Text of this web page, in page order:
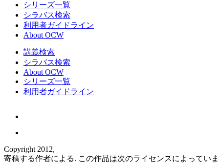
シリーズ一覧
シラバス検索
利用者ガイドライン
About OCW
講義検索
シラバス検索
About OCW
シリーズ一覧
利用者ガイドライン
Copyright 2012,
寄稿する作者による. この作品は次のライセンスによってい